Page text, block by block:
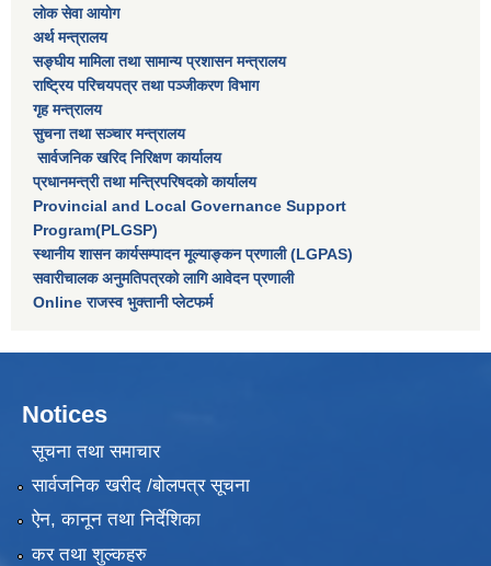
लाेक सेवा आयाेग
अर्थ मन्त्रालय
सङ्घीय मामिला तथा सामान्य प्रशासन मन्त्रालय
राष्‍ट्रिय परिचयपत्र तथा पञ्‍जीकरण विभाग
गृह मन्त्रालय
सुचना तथा सञ्चार मन्त्रालय
सार्वजनिक खरिद निरिक्षण कार्यालय
प्रधानमन्त्री तथा मन्त्रिपरिषदकाे कार्यालय
Provincial and Local Governance Support
Program(PLGSP)
स्थानीय शासन कार्यसम्पादन मूल्याङ्कन प्रणाली (LGPAS)
सवारीचालक अनुमतिपत्रको लागि आवेदन प्रणाली
Online राजस्व भुक्तानी प्लेटफर्म
Notices
सूचना तथा समाचार
सार्वजनिक खरीद /बोलपत्र सूचना
ऐन, कानून तथा निर्देशिका
कर तथा शुल्कहरु